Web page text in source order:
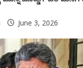
June 3, 2026